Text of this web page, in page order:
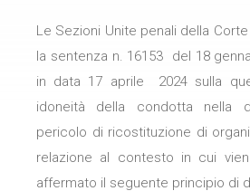
Le Sezioni Unite penali della
la sentenza n. 16153 del 18
in data 17 aprile 2024 sulla
idoneità della condotta nella
pericolo di ricostituzione di
relazione al contesto in cui
affermato il seguente principio di